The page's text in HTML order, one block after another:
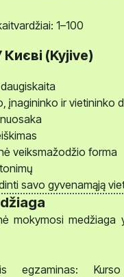
1–100
(Kyjive)
įnagininko ir vietininko
veiksmažodžio forma
savo gyvenamąją
mokymosi medžiaga
egzaminas: